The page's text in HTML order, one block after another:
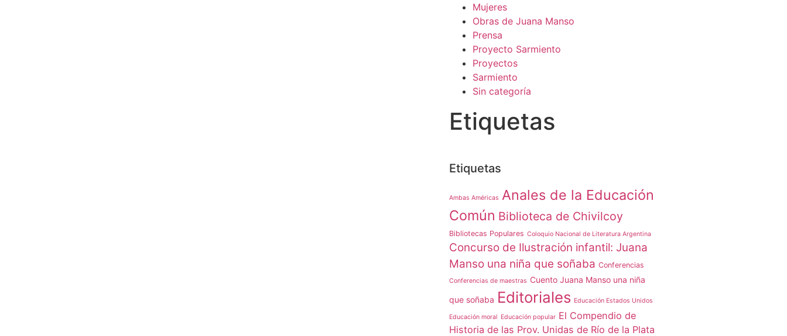
Mujeres
Obras de Juana Manso
Prensa
Proyecto Sarmiento
Proyectos
Sarmiento
Sin categoría
Etiquetas
Etiquetas
Ambas Américas Anales de la Educación
Común Biblioteca de Chivilcoy
Bibliotecas Populares Coloquio Nacional de Literatura Argentina
Concurso de Ilustración infantil: Juana
Manso una niña que soñaba Conferencias
Conferencias de maestras Cuento Juana Manso una niña
que soñaba Editoriales Educación Estados Unidos
Educación moral Educación popular El Compendio de
Historia de las Prov. Unidas de Río de la Plata